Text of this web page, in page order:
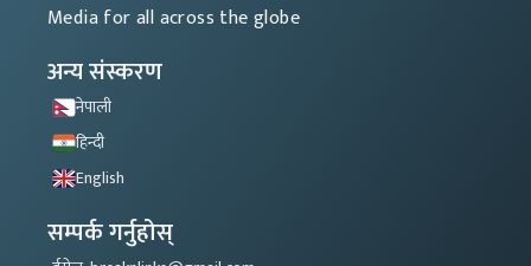
Media for all across the globe
अन्य संस्करण
नेपाली
हिन्दी
English
सम्पर्क गर्नुहोस्